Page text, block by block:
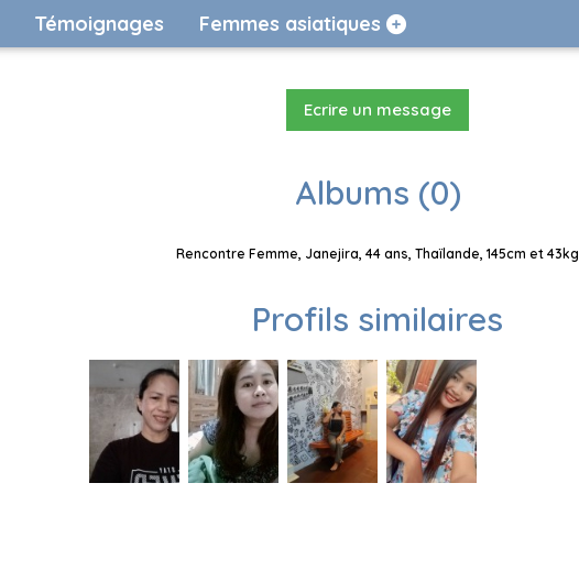
Témoignages Femmes asiatiques
Ecrire un message
Albums (0)
Rencontre Femme, Janejira, 44 ans, Thaïlande, 145cm et 43kg
Profils similaires